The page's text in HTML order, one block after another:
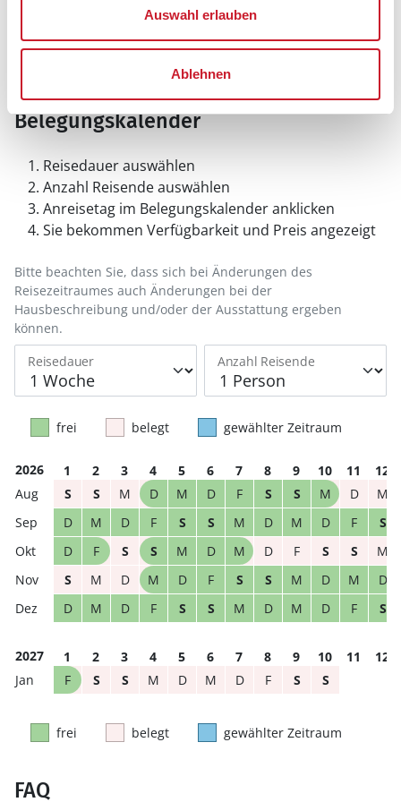
Auswahl erlauben
Ablehnen
Belegungskalender
Reisedauer auswählen
Anzahl Reisende auswählen
Anreisetag im Belegungskalender anklicken
Sie bekommen Verfügbarkeit und Preis angezeigt
Reisedauer Anzahl Reisende
Bitte beachten Sie, dass sich bei Änderungen des
Reisezeitraumes auch Änderungen bei der
Hausbeschreibung und/oder der Ausstattung ergeben
können.
frei belegt gewählter Zeitraum
2026 1 2 3 4 5 6 7 8 9 10 11
12
S
S M D M D F S S M D
M
D
M D F S S M D M D F
S
D
F S S M D M D F S S
M
S
M D M D F S S M D M
D
D
M D F S S M D M D F S
2027 1 2 3 4 5 6 7 8 9 10 11
12
F
S S M D M D F S S
frei belegt gewählter Zeitraum
FAQ